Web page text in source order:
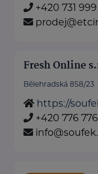
+420 731
Fresh Online
Bělehradská 858/23
https://
+420 776